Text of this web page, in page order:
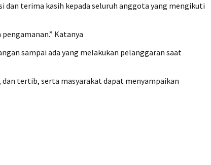
dan terima kasih kepada seluruh anggota yang mengikuti
Katanya
sampai ada yang melakukan pelanggaran saat
tertib, serta masyarakat dapat menyampaikan